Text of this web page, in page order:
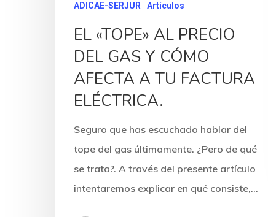
ADICAE-SERJUR Artículos
EL «TOPE» AL PRECIO
DEL GAS Y CÓMO
AFECTA A TU FACTURA
ELÉCTRICA.
Seguro que has escuchado hablar del
tope del gas últimamente. ¿Pero de qué
se trata?. A través del presente artículo
intentaremos explicar en qué consiste,…